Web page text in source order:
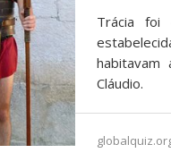
Trácia foi
Cláudio.